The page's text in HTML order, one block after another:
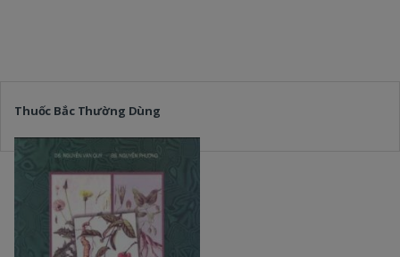
Thuốc Bắc Thường Dùng